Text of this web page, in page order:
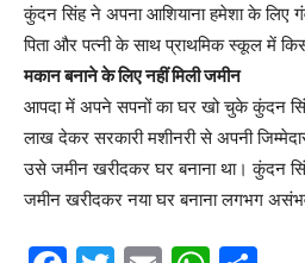
कुंदन सिंह ने अपना आशियाना हमेशा के लिए
पिता और पत्नी के साथ प्राथमिक स्कूल में
मकान बनाने के लिए नहीं मिली जमीन
आपदा में अपने सपनों का घर खो चुके कुंदन
लाख देकर सरकारी मशीनरी से अपनी
उसे जमीन खरीदकर घर बनाना था। कुंदन
जमीन खरीदकर नया घर बनाना लगभग